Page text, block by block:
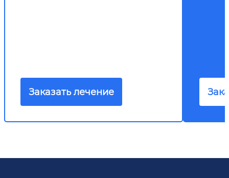
Заказать лечение